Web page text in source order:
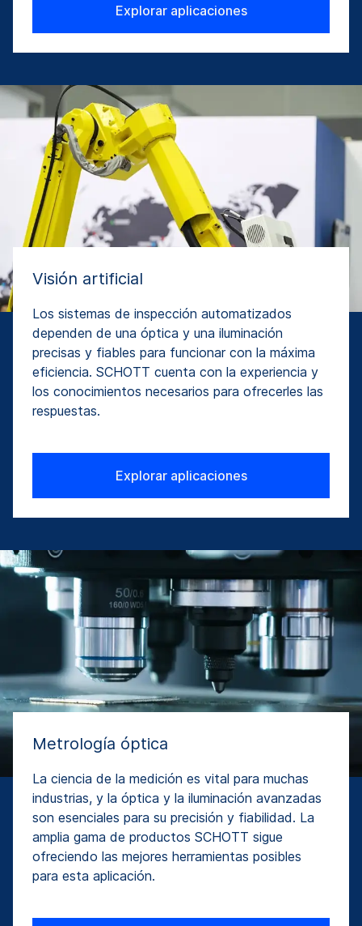
Explorar aplicaciones
Visión artificial
Los sistemas de inspección automatizados
dependen de una óptica y una iluminación
precisas y fiables para funcionar con la máxima
eficiencia. SCHOTT cuenta con la experiencia y
los conocimientos necesarios para ofrecerles las
respuestas.
Explorar aplicaciones
Metrología óptica
La ciencia de la medición es vital para muchas
industrias, y la óptica y la iluminación avanzadas
son esenciales para su precisión y fiabilidad. La
amplia gama de productos SCHOTT sigue
ofreciendo las mejores herramientas posibles
para esta aplicación.